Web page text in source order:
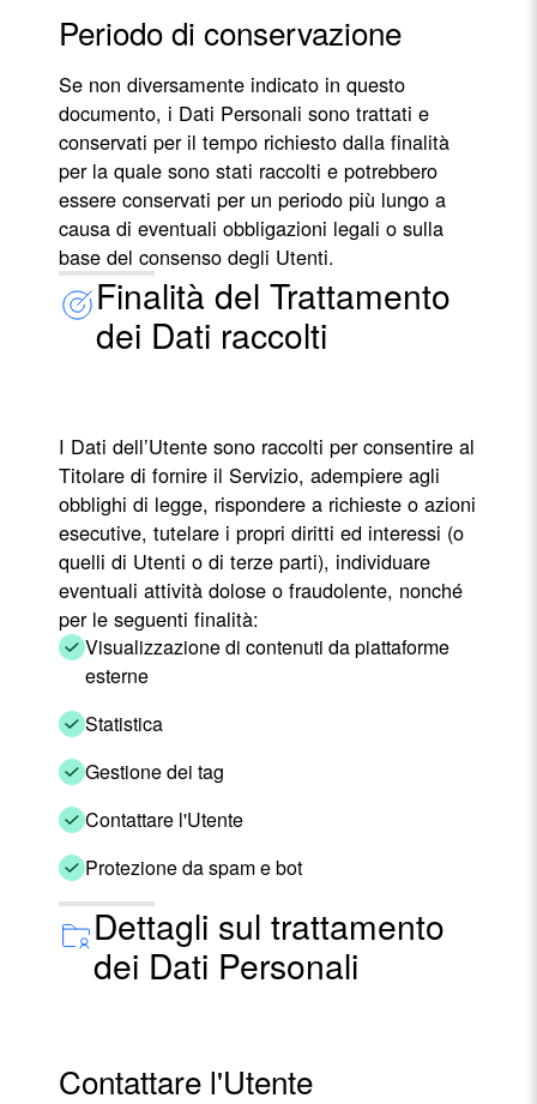
Periodo di conservazione
Se non diversamente indicato in questo
documento, i Dati Personali sono trattati e
conservati per il tempo richiesto dalla finalità
per la quale sono stati raccolti e potrebbero
essere conservati per un periodo più lungo a
causa di eventuali obbligazioni legali o sulla
base del consenso degli Utenti.
Finalità del Trattamento
dei Dati raccolti
I Dati dell’Utente sono raccolti per consentire al
Titolare di fornire il Servizio, adempiere agli
obblighi di legge, rispondere a richieste o azioni
esecutive, tutelare i propri diritti ed interessi (o
quelli di Utenti o di terze parti), individuare
eventuali attività dolose o fraudolente, nonché
per le seguenti finalità:
Visualizzazione di contenuti da piattaforme
esterne
Statistica
Gestione dei tag
Contattare l'Utente
Protezione da spam e bot
Dettagli sul trattamento
dei Dati Personali
Contattare l'Utente